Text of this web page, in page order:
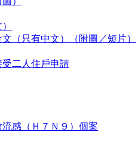
（只有中文）（附圖／短片）
二人住戶申請
感（Ｈ７Ｎ９）個案